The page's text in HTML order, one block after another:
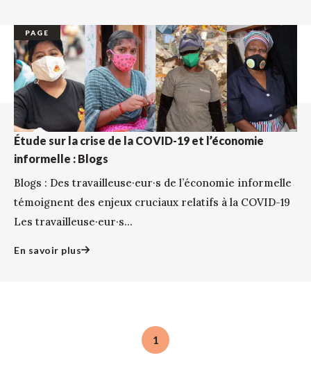
PAGE
Étude sur la crise de la COVID-19 et l’économie
informelle : Blogs
Blogs : Des travailleuse·eur·s de l’économie informelle
témoignent des enjeux cruciaux relatifs à la COVID-19
Les travailleuse·eur·s...
En savoir plus
1